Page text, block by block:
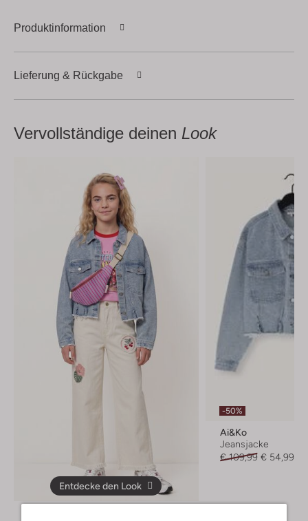
Produktinformation
Lieferung & Rückgabe
Vervollständige deinen Look
Entdecke den Look
-50%
Ai&ko
Jeansjacke
€ 109,99 € 54,99